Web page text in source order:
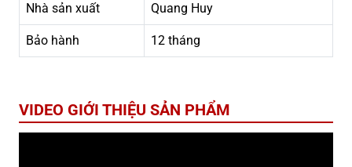
Nhà sản xuất Quang Huy
Bảo hành 12 tháng
VIDEO GIỚI THIỆU SẢN PHẨM